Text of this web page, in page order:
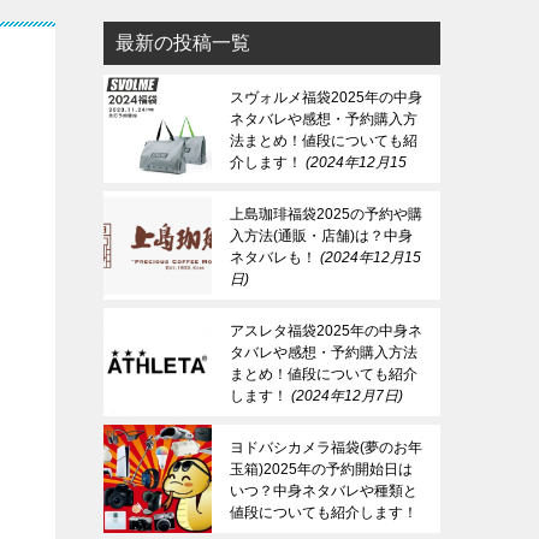
最新の投稿一覧
スヴォルメ福袋2025年の中身
ネタバレや感想・予約購入方
法まとめ！値段についても紹
介します！
2024年12月15
上島珈琲福袋2025の予約や購
入方法(通販・店舗)は？中身
ネタバレも！
2024年12月15
日
アスレタ福袋2025年の中身ネ
タバレや感想・予約購入方法
まとめ！値段についても紹介
します！
2024年12月7日
ヨドバシカメラ福袋(夢のお年
玉箱)2025年の予約開始日は
いつ？中身ネタバレや種類と
値段についても紹介します！